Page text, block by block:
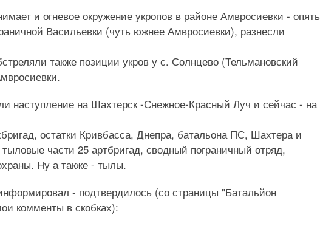
и огневое окружение укропов в районе Амвросиевки - опять
Васильевки (чуть южнее Амвросиевки), разнесли
также позиции укров у с. Солнцево (Тельмановский
наступление на Шахтерск -Снежное-Красный Луч и сейчас - на
остатки Кривбасса, Днепра, батальона ПС, Шахтера и
части 25 артбригад, сводный пограничный отряд,
Ну а также - тылы.
- подтвердилось (со страницы "Батальйон
комменты в скобках):